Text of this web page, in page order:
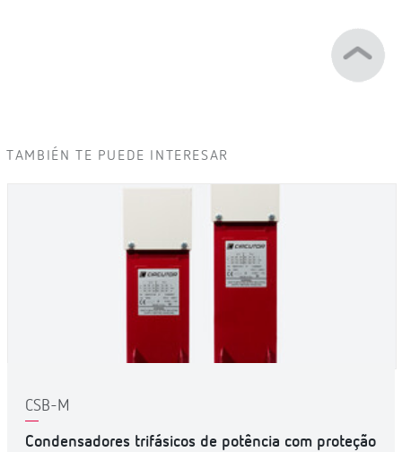
TAMBIÉN TE PUEDE INTERESAR
CSB-M
Condensadores trifásicos de potência com proteção